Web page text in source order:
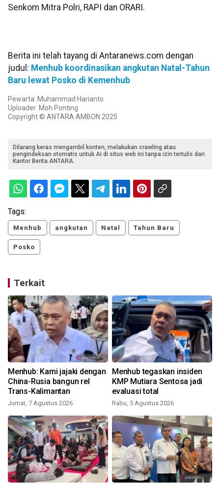
Senkom Mitra Polri, RAPI dan ORARI.
Berita ini telah tayang di Antaranews.com dengan
judul: Menhub koordinasikan angkutan Natal-Tahun
Baru lewat Posko di Kemenhub
Pewarta: Muhammad Harianto
Uploader: Moh Ponting
Copyright © ANTARA AMBON 2025
Dilarang keras mengambil konten, melakukan crawling atau
pengindeksan otomatis untuk AI di situs web ini tanpa izin tertulis dari
Kantor Berita ANTARA.
Tags:
Menhub angkutan Natal Tahun Baru
Posko
Terkait
Menhub: Kami jajaki dengan
China-Rusia bangun rel
Trans-Kalimantan
Jumat, 7 Agustus 2026
Menhub tegaskan insiden
KMP Mutiara Sentosa jadi
evaluasi total
Rabu, 5 Agustus 2026